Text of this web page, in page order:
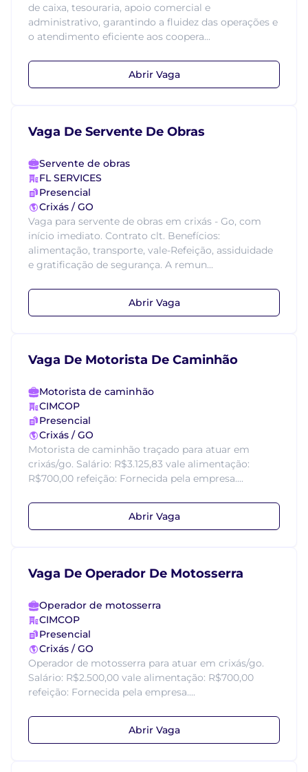
de caixa, tesouraria, apoio comercial e
administrativo, garantindo a fluidez das operações e
o atendimento eficiente aos coopera...
Abrir Vaga
Vaga De Servente De Obras
Servente de obras
FL SERVICES
Presencial
Crixás / GO
Vaga para servente de obras em crixás - Go, com
início imediato. Contrato clt. Benefícios:
alimentação, transporte, vale-Refeição, assiduidade
e gratificação de segurança. A remun...
Abrir Vaga
Vaga De Motorista De Caminhão
Motorista de caminhão
CIMCOP
Presencial
Crixás / GO
Motorista de caminhão traçado para atuar em
crixás/go. Salário: R$3.125,83 vale alimentação:
R$700,00 refeição: Fornecida pela empresa....
Abrir Vaga
Vaga De Operador De Motosserra
Operador de motosserra
CIMCOP
Presencial
Crixás / GO
Operador de motosserra para atuar em crixás/go.
Salário: R$2.500,00 vale alimentação: R$700,00
refeição: Fornecida pela empresa....
Abrir Vaga